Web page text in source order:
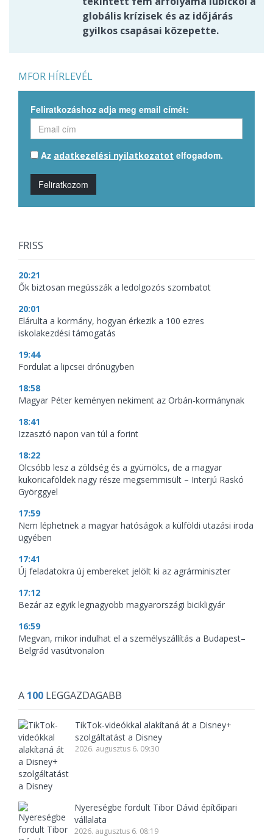
globális krízisek és az időjárás
gyilkos csapásai közepette.
MFOR HÍRLEVÉL
Feliratkozáshoz adja meg email címét:
Az adatkezelési nyilatkozatot elfogadom.
Feliratkozom
FRISS
20:21
Ők biztosan megússzák a ledolgozós szombatot
20:01
Elárulta a kormány, hogyan érkezik a 100 ezres
iskolakezdési támogatás
19:44
Fordulat a lipcsei drónügyben
18:58
Magyar Péter keményen nekiment az Orbán-kormánynak
18:41
Izzasztó napon van túl a forint
18:22
Olcsóbb lesz a zöldség és a gyümölcs, de a magyar
kukoricaföldek nagy része megsemmisült – Interjú Raskó
Györggyel
17:59
Nem léphetnek a magyar hatóságok a külföldi utazási iroda
ügyében
17:41
Új feladatokra új embereket jelölt ki az agrárminiszter
17:12
Bezár az egyik legnagyobb magyarországi bicikligyár
16:59
Megvan, mikor indulhat el a személyszállítás a Budapest–
Belgrád vasútvonalon
A 100 LEGGAZDAGABB
TikTok-videókkal alakítaná át a Disney+
szolgáltatást a Disney
2026. augusztus 6. 09:30
Nyereségbe fordult Tibor Dávid építőipari
vállalata
2026. augusztus 6. 08:19